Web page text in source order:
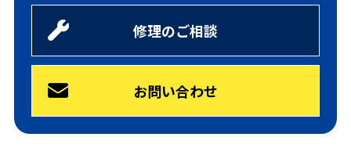
修理のご相談
お問い合わせ